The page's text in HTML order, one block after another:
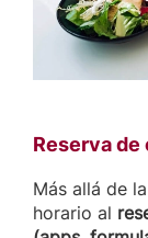
Reserva
Más allá de
horario al